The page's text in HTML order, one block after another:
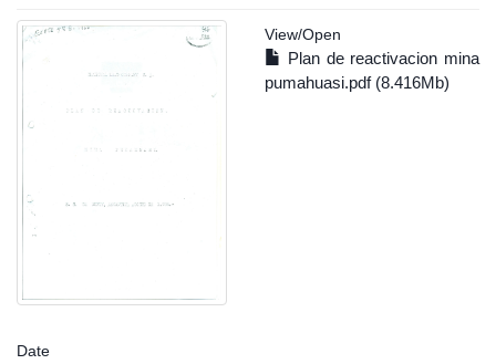
View/Open
Plan de reactivacion mina
pumahuasi.pdf (8.416Mb)
Date